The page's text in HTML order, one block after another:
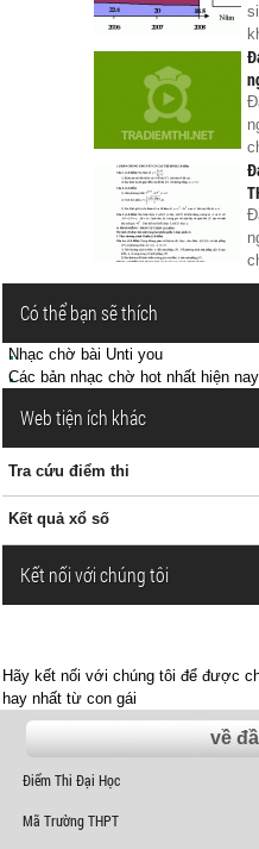
Có thể bạn sẽ thích
Nhạc chờ bài Unti you
Các bản nhạc chờ hot nhất hiện nay
Web tiện ích khác
Tra cứu điểm thi
Kết quả xổ số
Kết nối với chúng tôi
Hãy kết nối với chúng tôi để được
hay nhất từ con gái
về
Điểm Thi Đại Học
Mã Trường THPT